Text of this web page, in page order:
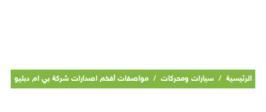
الرئيسية / سيارات ومحركات / مواصفات أفخم اصدارات شركة بي ام دبليو